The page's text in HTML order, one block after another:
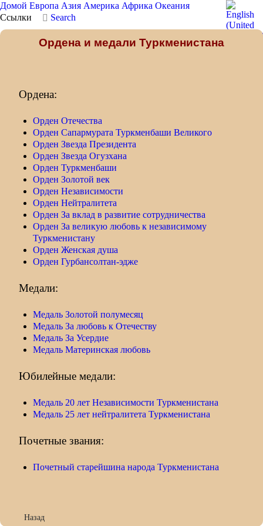
Домой Европа Азия Америка Африка Океания
Ссылки
Search
Ордена и медали Туркменистана
Ордена:
Орден Отечества
Орден Сапармурата Туркменбаши Великого
Орден Звезда Президента
Орден Звезда Огузхана
Орден Туркменбаши
Орден Золотой век
Орден Независимости
Орден Нейтралитета
Орден За вклад в развитие сотрудничества
Орден За великую любовь к независимому
Туркменистану
Орден Женская душа
Орден Гурбансолтан-эдже
Медали:
Медаль Золотой полумесяц
Медаль За любовь к Отечеству
Медаль За Усердие
Медаль Материнская любовь
Юбилейные медали:
Медаль 20 лет Независимости Туркменистана
Медаль 25 лет нейтралитета Туркменистана
Почетные звания:
Почетный старейшина народа Туркменистана
Предыдущий: Орден За великую любовь к независимому
Назад